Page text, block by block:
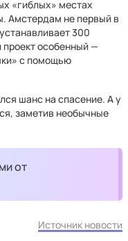
«гиблых» местах
Амстердам не первый в
300
особенный —
с помощью
шанс на спасение. А у
заметив необычные
от
Источник новости